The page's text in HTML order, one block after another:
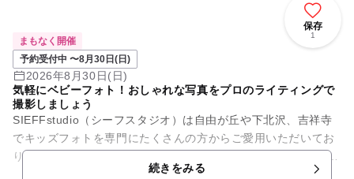
保存
1
まもなく開催
予約受付中 〜8月30日(日)
2026年8月30日(日)
気軽にベビーフォト！おしゃれな写真をプロのライティングで
撮影しましょう
SIEFFstudio（シーフスタジオ）は自由が丘や下北沢、吉祥寺
でキッズフォトを専門にたくさんの方からご愛用いただいてお
りました。 コロナ禍によりしばらくお休みをいただいておりま
続きをみる